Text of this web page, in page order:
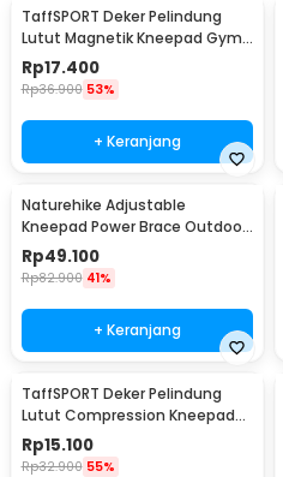
TaffSPORT Deker Pelindung
Lutut Magnetik Kneepad Gym
Fitness 1 Pair 86cm - A-7720
Rp17.400
Rp36.900 53%
+ Keranjang
Naturehike Adjustable
Kneepad Power Brace Outdoor
Hiking - NH15A001-M
Rp49.100
Rp82.900 41%
+ Keranjang
TaffSPORT Deker Pelindung
Lutut Compression Kneepad
Gym Fitness 1 PCS M - SS7
Rp15.100
Rp32.900 55%